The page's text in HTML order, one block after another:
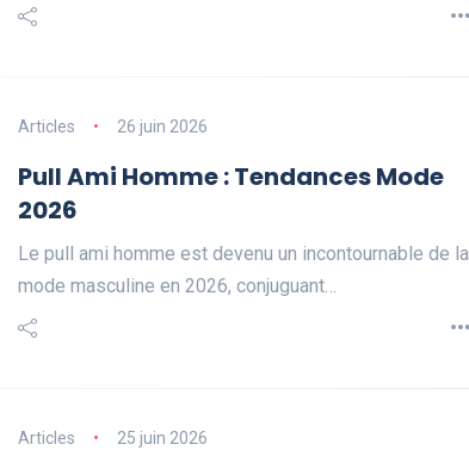
Articles 26 juin 2026
Pull Ami Homme : Tendances Mode
2026
Le pull ami homme est devenu un incontournable de la
mode masculine en 2026, conjuguant…
Articles 25 juin 2026